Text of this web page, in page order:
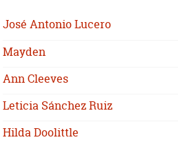
José Antonio Lucero
Mayden
Ann Cleeves
Leticia Sánchez Ruiz
Hilda Doolittle